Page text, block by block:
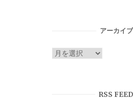
アーカイブ
ア
RSS FEED